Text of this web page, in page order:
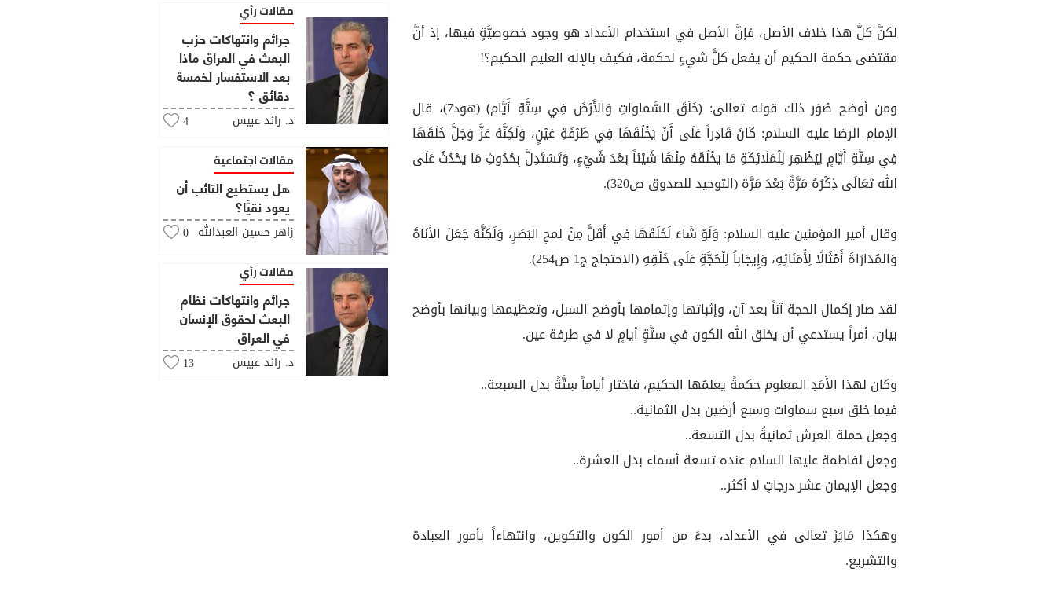
لكنَّ كلَّ هذا خلاف الأصل، فإنَّ الأصل في استخدام الأعداد هو وجود خصوصيَّةٍ فيها، إذ أنَّ
مقتضى حكمة الحكيم أن يفعل كلَّ شيءٍ لحكمة، فكيف بالإله العليم الحكيم؟!
ومن أوضح صُوَر ذلك قوله تعالى: ﴿خَلَقَ السَّماواتِ وَالأَرْضَ فِي سِتَّةِ أَيَّام﴾ (هود7)، قال
الإمام الرضا عليه السلام: كَانَ قَادِراً عَلَى أَنْ يَخْلُقَهَا فِي طَرْفَةِ عَيْنٍ، وَلَكِنَّهُ عَزَّ وَجَلَّ خَلَقَهَا
فِي سِتَّةِ أَيَّامٍ لِيُظْهِرَ لِلْمَلَائِكَةِ مَا يَخْلُقُهُ مِنْهَا شَيْئاً بَعْدَ شَيْ‏ءٍ، وَتَسْتَدِلَّ بِحُدُوثِ مَا يَحْدُثُ عَلَى
الله تَعَالَى ذِكْرُهُ مَرَّةً بَعْدَ مَرَّة (التوحيد للصدوق ص320).
وقال أمير المؤمنين عليه السلام: وَلَوْ شَاءَ لَخَلَقَهَا فِي أَقَلَّ مِنْ لمحِ البَصَرِ، وَلَكِنَّهُ جَعَلَ الأَنَاةَ
وَالمُدَارَاةَ أَمْثَالًا لِأُمَنَائِهِ، وَإِيجَاباً لِلْحُجَّةِ عَلَى خَلْقِهِ (الاحتجاج ج1 ص254).
لقد صارَ إكمال الحجة آناً بعد آن، وإثباتها وإتمامها بأوضح السبل، وتعظيمها وبيانها بأوضح
بيان، أمراً يستدعي أن يخلق الله الكون في ستَّةٍ أيامٍ لا في طرفة عين.
وكان لهذا الأَمَدِ المعلوم حكمةً يعلمُها الحكيم، فاختار أياماً سِتَّةً بدل السبعة..
فيما خلق سبع سماوات وسبع أرضين بدل الثمانية..
وجعل حملة العرش ثمانيةً بدل التسعة..
وجعل لفاطمة عليها السلام عنده تسعة أسماء بدل العشرة..
وجعل الإيمان عشر درجاتٍ لا أكثر..
وهكذا مَايَزَ تعالى في الأعداد، بدءً من أمور الكون والتكوين، وانتهاءاً بأمور العبادة
والتشريع.
مقالات رأي
جرائم وانتهاكات حزب
البعث في العراق ماذا
بعد الاستفسار لخمسة
دقائق ؟
د. رائد عبيس 4
مقالات اجتماعية
هل يستطيع التائب أن
يعود نقيًّا؟
زاهر حسين العبدالله 0
مقالات رأي
جرائم وانتهاكات نظام
البعث لحقوق الإنسان
في العراق
د. رائد عبيس 13